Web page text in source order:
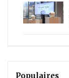
Populaires